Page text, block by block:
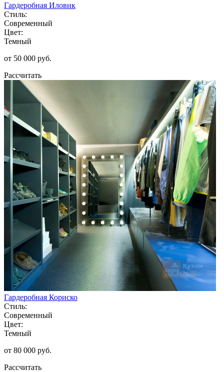
Гардеробная Иловик
Стиль:
Современный
Цвет:
Темный
от 50 000 руб.
Рассчитать
Гардеробная Кориско
Стиль:
Современный
Цвет:
Темный
от 80 000 руб.
Рассчитать